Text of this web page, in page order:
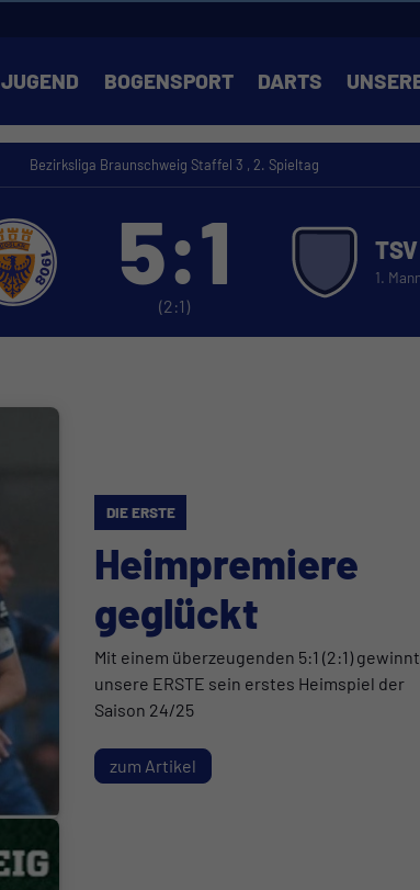
JUGEND BOGENSPORT DARTS
Bezirksliga Braunschweig Staffel 3 , 2. Spieltag
5:1
(2:1)
1.
DIE ERSTE
Heimpremiere
geglückt
Mit einem überzeugenden 5:1 (2:1) gewinnt
unsere ERSTE sein erstes Heimspiel der
Saison 24/25
zum Artikel